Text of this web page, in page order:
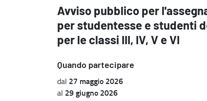
Avviso pubblico per
per studentesse e studenti
per le classi III, IV, V e VI
Quando partecipare
dal 27 maggio 2026
al 29 giugno 2026